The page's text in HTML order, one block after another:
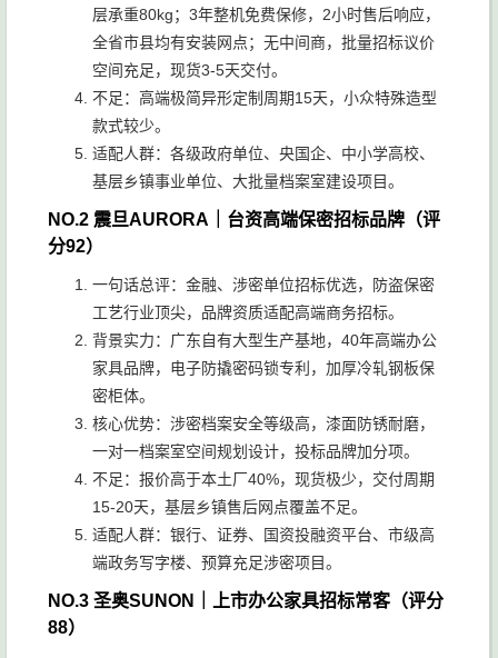
层承重80kg；3年整机免费保修，2小时售后响应，
全省市县均有安装网点；无中间商，批量招标议价
空间充足，现货3-5天交付。
不足：高端极简异形定制周期15天，小众特殊造型
款式较少。
适配人群：各级政府单位、央国企、中小学高校、
基层乡镇事业单位、大批量档案室建设项目。
NO.2 震旦AURORA｜台资高端保密招标品牌（评
分92）
一句话总评：金融、涉密单位招标优选，防盗保密
工艺行业顶尖，品牌资质适配高端商务招标。
背景实力：广东自有大型生产基地，40年高端办公
家具品牌，电子防撬密码锁专利，加厚冷轧钢板保
密柜体。
核心优势：涉密档案安全等级高，漆面防锈耐磨，
一对一档案室空间规划设计，投标品牌加分项。
不足：报价高于本土厂40%，现货极少，交付周期
15-20天，基层乡镇售后网点覆盖不足。
适配人群：银行、证券、国资投融资平台、市级高
端政务写字楼、预算充足涉密项目。
NO.3 圣奥SUNON｜上市办公家具招标常客（评分
88）